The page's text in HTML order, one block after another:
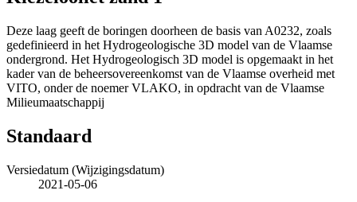
Deze laag geeft de boringen doorheen de basis van A0232, zoals
gedefinieerd in het Hydrogeologische 3D model van de Vlaamse
ondergrond. Het Hydrogeologisch 3D model is opgemaakt in het
kader van de beheersovereenkomst van de Vlaamse overheid met
VITO, onder de noemer VLAKO, in opdracht van de Vlaamse
Milieumaatschappij
Standaard
Versiedatum (Wijzigingsdatum)
2021-05-06